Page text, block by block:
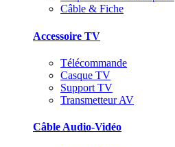
Câble & Fiche
Accessoire TV
Télécommande
Casque TV
Support TV
Transmetteur AV
Câble Audio-Vidéo